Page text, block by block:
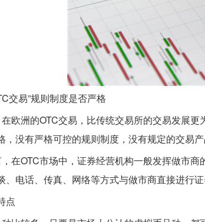
交易”规则制度是否严格
欧洲的OTC交易，比传统交易所的交易发展
，没有严格可控的规则制度，没有规定的交易产
在OTC市场中，证券经营机构一般发挥做市
、电话、传真、网络等方式与做市商直接进行证
点